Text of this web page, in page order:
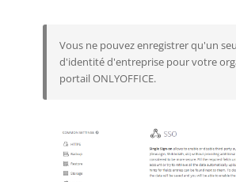
Vous ne pouvez enregistrer qu'un
d'identité d'entreprise pour votre
portail ONLYOFFICE.